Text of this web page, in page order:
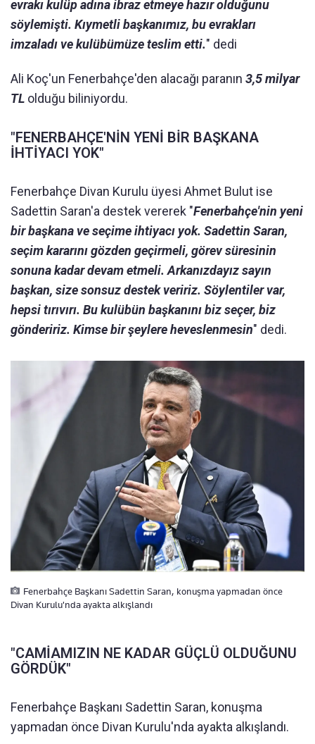
evrakı kulüp adına ibraz etmeye hazır olduğunu
söylemişti. Kıymetli başkanımız, bu evrakları
imzaladı ve kulübümüze teslim etti." dedi
Ali Koç'un Fenerbahçe'den alacağı paranın 3,5 milyar
TL olduğu biliniyordu.
"FENERBAHÇE'NİN YENİ BİR BAŞKANA
İHTİYACI YOK"
Fenerbahçe Divan Kurulu üyesi Ahmet Bulut ise
Sadettin Saran'a destek vererek "Fenerbahçe'nin yeni
bir başkana ve seçime ihtiyacı yok. Sadettin Saran,
seçim kararını gözden geçirmeli, görev süresinin
sonuna kadar devam etmeli. Arkanızdayız sayın
başkan, size sonsuz destek veririz. Söylentiler var,
hepsi tırıvırı. Bu kulübün başkanını biz seçer, biz
göndeririz. Kimse bir şeylere heveslenmesin" dedi.
Fenerbahçe Başkanı Sadettin Saran, konuşma yapmadan önce
Divan Kurulu'nda ayakta alkışlandı
"CAMİAMIZIN NE KADAR GÜÇLÜ OLDUĞUNU
GÖRDÜK"
Fenerbahçe Başkanı Sadettin Saran, konuşma
yapmadan önce Divan Kurulu'nda ayakta alkışlandı.